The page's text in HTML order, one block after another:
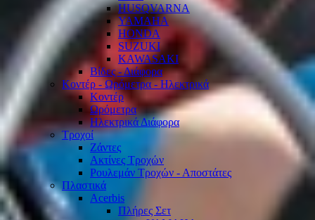
HUSQVARNA
YAMAHA
HONDA
SUZUKI
KAWASAKI
Βίδες - Διάφορα
Κοντέρ - Ωρόμετρα - Ηλεκτρικά
Κοντέρ
Ωρόμετρα
Ηλεκτρικά Διάφορα
Τροχοί
Ζάντες
Ακτίνες Τροχών
Ρουλεμάν Τροχών - Αποστάτες
Πλαστικά
Acerbis
Πλήρες Σετ